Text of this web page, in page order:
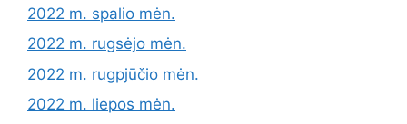
2022 m. spalio mėn.
2022 m. rugsėjo mėn.
2022 m. rugpjūčio mėn.
2022 m. liepos mėn.